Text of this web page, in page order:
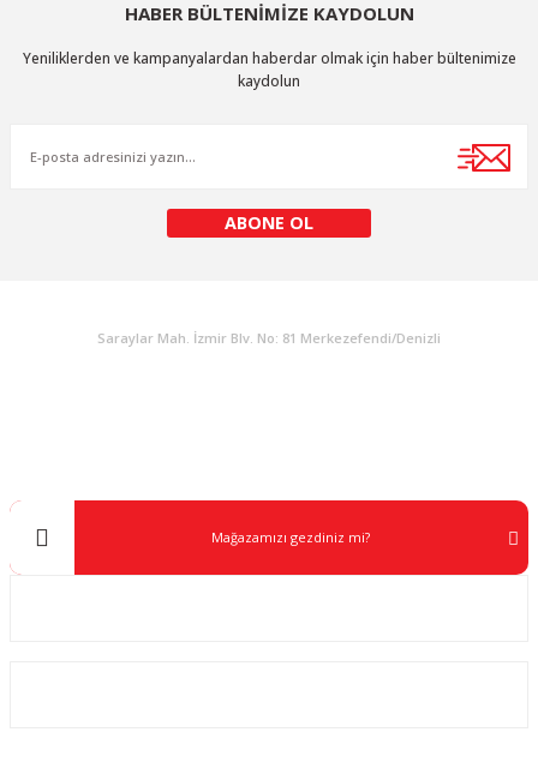
Ürün açıklamasında eksik bilgiler bulunuyor.
Gönder
HABER BÜLTENİMİZE KAYDOLUN
Yeniliklerden ve kampanyalardan haberdar olmak için haber bültenimize
kaydolun
ABONE OL
Saraylar Mah. İzmir Blv. No: 81 Merkezefendi/Denizli
Mağazamızı gezdiniz mi?